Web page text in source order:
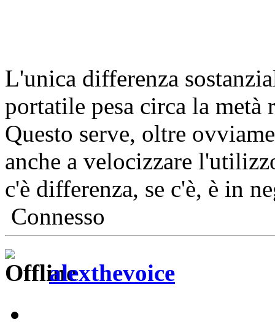
L'unica differenza
portatile pesa circa la metà
Questo serve, oltre
anche a velocizzare
c'è differenza, se c'è, è in
Connesso
alexthevoice